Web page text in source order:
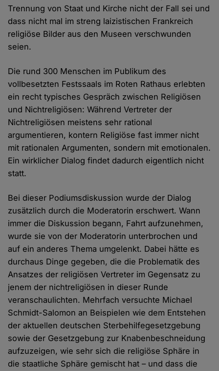
Trennung von Staat und Kirche nicht der Fall sei und
dass nicht mal im streng laizistischen Frankreich
religiöse Bilder aus den Museen verschwunden
seien.
Die rund 300 Menschen im Publikum des
vollbesetzten Festssaals im Roten Rathaus erlebten
ein recht typisches Gespräch zwischen Religiösen
und Nichtreligiösen: Während Vertreter der
Nichtreligiösen meistens sehr rational
argumentieren, kontern Religiöse fast immer nicht
mit rationalen Argumenten, sondern mit emotionalen.
Ein wirklicher Dialog findet dadurch eigentlich nicht
statt.
Bei dieser Podiumsdiskussion wurde der Dialog
zusätzlich durch die Moderatorin erschwert. Wann
immer die Diskussion begann, Fahrt aufzunehmen,
wurde sie von der Moderatorin unterbrochen und
auf ein anderes Thema umgelenkt. Dabei hätte es
durchaus Dinge gegeben, die die Problematik des
Ansatzes der religiösen Vertreter im Gegensatz zu
jenem der nichtreligiösen in dieser Runde
veranschaulichten. Mehrfach versuchte Michael
Schmidt-Salomon an Beispielen wie dem Entstehen
der aktuellen deutschen Sterbehilfegesetzgebung
sowie der Gesetzgebung zur Knabenbeschneidung
aufzuzeigen, wie sehr sich die religiöse Sphäre in
die staatliche Sphäre gemischt hat – und dass die